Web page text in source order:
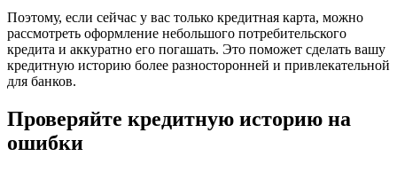
Поэтому, если сейчас у вас только кредитная карта, можно
рассмотреть оформление небольшого потребительского
кредита и аккуратно его погашать. Это поможет сделать вашу
кредитную историю более разносторонней и привлекательной
для банков.
Проверяйте кредитную историю на
ошибки